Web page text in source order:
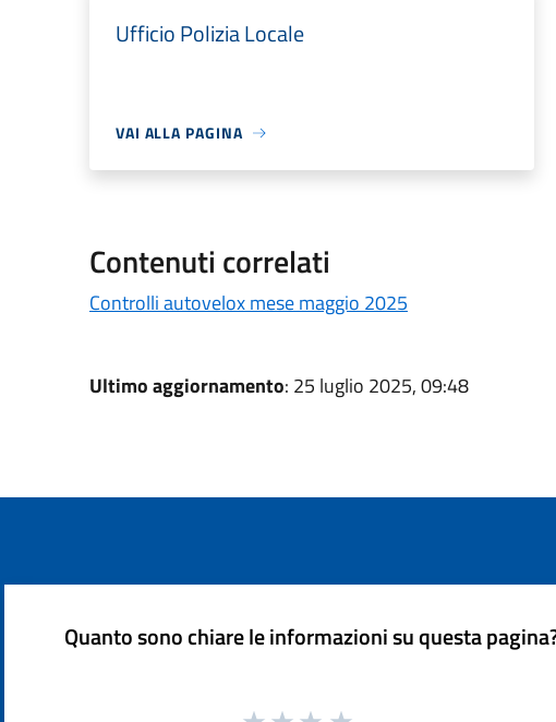
Ufficio Polizia Locale
VAI ALLA PAGINA
Contenuti correlati
Controlli autovelox mese maggio 2025
Ultimo aggiornamento: 25 luglio 2025, 09:48
Quanto sono chiare le informazioni su questa